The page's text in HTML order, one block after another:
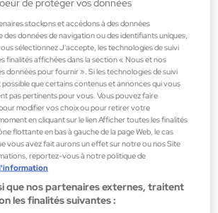
de Parfum
stockons et accédons à des données
des données de navigation ou des identifiants uniques,
sélectionnez J'accepte, les technologies de suivi
finalités affichées dans la section « Nous et nos
données pour fournir ». Si les technologies de suivi
que certains contenus et annonces qui vous
pas pertinents pour vous. Vous pouvez faire
modifier vos choix ou pour retirer votre
en cliquant sur le lien Afficher toutes les finalités
flottante en bas à gauche de la page Web, le cas
vous avez fait aurons un effet sur notre ou nos Site
reportez-vous à notre politique de
que nos partenaires externes, traitent
les finalités suivantes :